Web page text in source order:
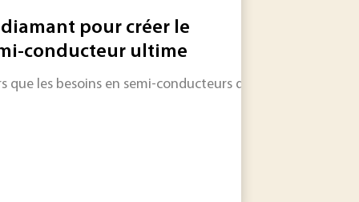
et du conditionnement agroalimentaire, les...
pour développer son procédé de valorisation des
diamant pour créer le
conducteur ultime
que les besoins en semi-conducteurs de plus en plus